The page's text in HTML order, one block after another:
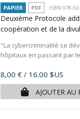
PAPIER PDF ISBN 978-
Deuxième Protocole
coopération et de la
"La cybercriminalité se
hôpitaux en passant par
Prix
8,00 € / 16.00 $US
AJOUTER AU